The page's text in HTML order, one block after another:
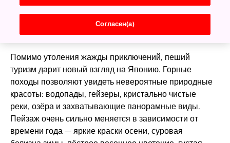
для любого уровня подготовки — от лёгких
прогулочных троп до серьёзных горных маршрутов
для сезонных восхождений и скалолазания.
Помимо утоления жажды приключений, пеший
туризм дарит новый взгляд на Японию. Горные
походы позволяют увидеть невероятные природные
красоты: водопады, гейзеры, кристально чистые
реки, озёра и захватывающие панорамные виды.
Пейзаж очень сильно меняется в зависимости от
времени года — яркие краски осени, суровая
Согласен(а)